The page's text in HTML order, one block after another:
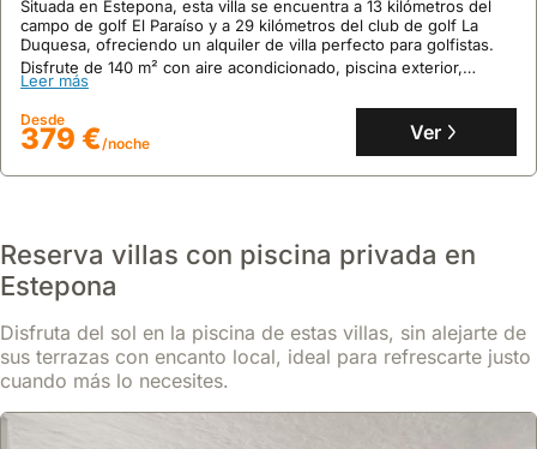
9.6 5 opiniones
Casa Sirena - Seaview Penthouse
casa,Estepona
Ubicado en Las Mesas, Estepona, este ático de 3 dormitorios
ofrece impresionantes vistas al mar y se encuentra a escasos 500
metros del casco antiguo, las playas y el puerto.
Leer más
/noche
Situada en Estepona, esta villa se encuentra a 13 kilómetros del
campo de golf El Paraíso y a 29 kilómetros del club de golf La
Duquesa, ofreciendo un alquiler de villa perfecto para golfistas.
Disfrute de 140 m² con aire acondicionado, piscina exterior,
jacuzzi, sauna, cancha de tenis y capacidad para 12 personas,
Leer más
Desde
379 €/noche Ver
Reserva villas con piscina privada en
Estepona
Disfruta del sol en la piscina de estas villas, sin alejarte de
sus terrazas con encanto local, ideal para refrescarte justo
cuando más lo necesites.